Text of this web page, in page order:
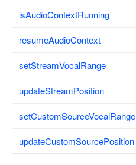
isAudioContextRunning
resumeAudioContext
setStreamVocalRange
updateStreamPosition
setCustomSourceVocalRange
updateCustomSourcePosition